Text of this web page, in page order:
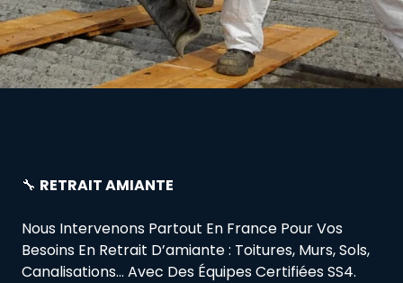
🔧 RETRAIT AMIANTE
Nous Intervenons Partout En France Pour Vos
Besoins En Retrait D’amiante : Toitures, Murs, Sols,
Canalisations… Avec Des Équipes Certifiées SS4.